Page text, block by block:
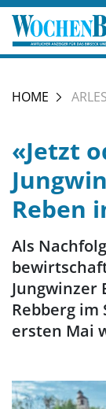
HOME
«Jetzt
Reben
Als
Jungwinzer
Rebberg
ersten Mai